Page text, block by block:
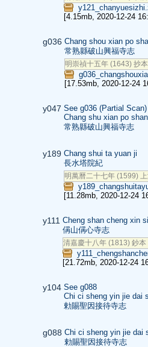
[4.15mb, 2020-12-24
g036 Chang shou xian po
常熟縣破山興福寺志
明崇禎十五年 (1643) 抄本
[17.53mb, 2020-12-24
y047 See g036 (Partial Scan)
Chang shu xian po
常熟縣破山興福寺志
y189 Chang shui ta yuan ji
長水塔院紀
明萬曆二十七年 (1599)
[11.28mb, 2020-12-24
y111 Cheng shan cheng xin
偁山偁心寺志
清嘉慶十八年 (1813) 鈔本
[21.72mb, 2020-12-24
y104 See g088
Chi ci sheng yin jie dai
勅賜聖因接待寺志
g088 Chi ci sheng yin jie dai
勅賜聖因接待寺志